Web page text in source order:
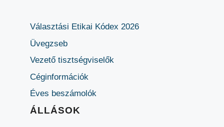
Választási Etikai Kódex 2026
Üvegzseb
Vezető tisztségviselők
Céginformációk
Éves beszámolók
ÁLLÁSOK